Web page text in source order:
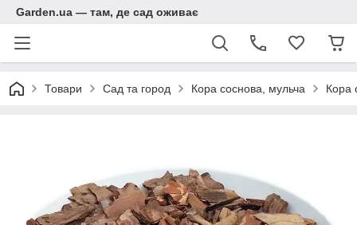
Garden.ua — там, де сад оживає
Товари Сад та город Кора соснова, мульча Кора